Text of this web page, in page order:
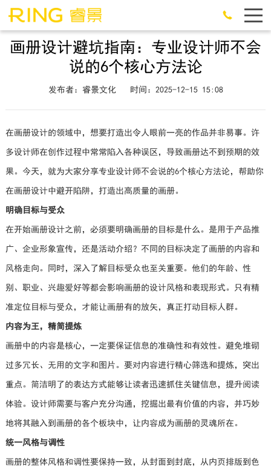
画册设计避坑指南：专业设计师不会
说的6个核心方法论
发布者：睿景文化 时间：2025-12-15 15:08
在画册设计的领域中，想要打造出令人眼前一亮的作品并非易事。许
多设计师在创作过程中常常陷入各种误区，导致画册达不到预期的效
果。今天，就为大家分享专业设计师不会说的6个核心方法论，帮助你
在画册设计中避开陷阱，打造出高质量的画册。
明确目标与受众
在开始画册设计之前，必须要明确画册的目标是什么。是用于产品推
广、企业形象宣传，还是活动介绍？不同的目标决定了画册的内容和
风格走向。同时，深入了解目标受众也至关重要。他们的年龄、性
别、职业、兴趣爱好等都会影响画册的设计风格和表现形式。只有精
准定位目标与受众，才能让画册有的放矢，真正打动目标人群。
内容为王，精简提炼
画册中的内容是核心，一定要保证信息的准确性和有效性。避免堆砌
过多冗长、无用的文字和图片。要对内容进行精心筛选和提炼，突出
重点。简洁明了的表达方式能够让读者迅速抓住关键信息，提升阅读
体验。设计师需要与客户充分沟通，挖掘出最有价值的内容，并巧妙
地将其融入到画册的各个板块中，让内容成为画册的灵魂所在。
统一风格与调性
画册的整体风格和调性要保持一致，从封面到封底，从内页排版到色